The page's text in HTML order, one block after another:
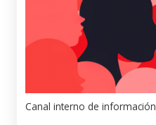
Canal interno de información